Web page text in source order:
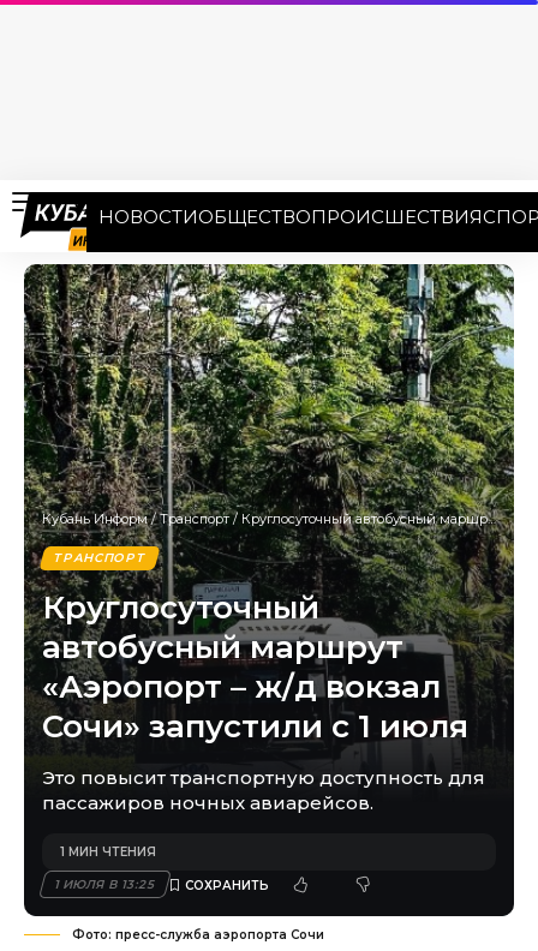
НОВОСТИОБЩЕСТВОПРОИСШЕСТВИЯ
Кубань Информ/Транспорт/ Круглосуточный автобусный маршрут «Аэропорт – ж/д вокзал Сочи» запустили с 1 июля
ТРАНСПОРТ
Круглосуточный
автобусный маршрут
«Аэропорт – ж/д вокзал
Сочи» запустили с 1 июля
Это повысит транспортную доступность для
пассажиров ночных авиарейсов.
1 ИЮЛЯ В 13:25
1 МИН ЧТЕНИЯ
Фото: пресс-служба аэропорта Сочи